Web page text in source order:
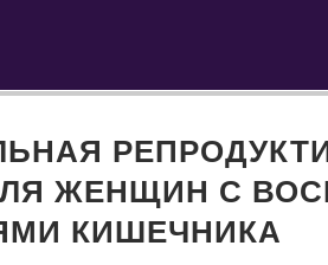
ЖЕНЩИН С
КИШЕЧНИКА